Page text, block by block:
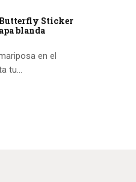
Sticker
blanda
en el
tu...